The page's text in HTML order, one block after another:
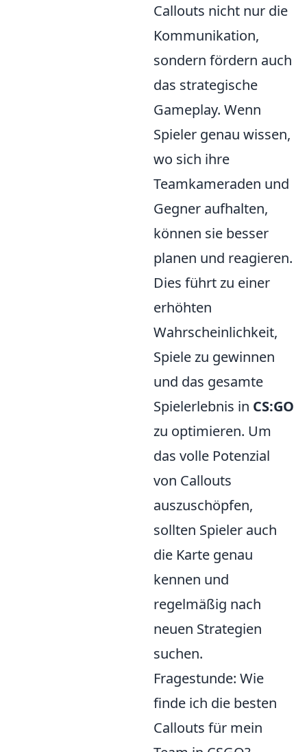
Callouts nicht nur die
Kommunikation,
sondern fördern auch
das strategische
Gameplay. Wenn
Spieler genau wissen,
wo sich ihre
Teamkameraden und
Gegner aufhalten,
können sie besser
planen und reagieren.
Dies führt zu einer
erhöhten
Wahrscheinlichkeit,
Spiele zu gewinnen
und das gesamte
Spielerlebnis in CS:GO
zu optimieren. Um
das volle Potenzial
von Callouts
auszuschöpfen,
sollten Spieler auch
die Karte genau
kennen und
regelmäßig nach
neuen Strategien
suchen.
Fragestunde: Wie
finde ich die besten
Callouts für mein